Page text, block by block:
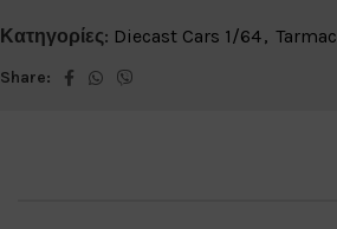
Κατηγορίες: Diecast Cars 1/64, Tarmac
Share: